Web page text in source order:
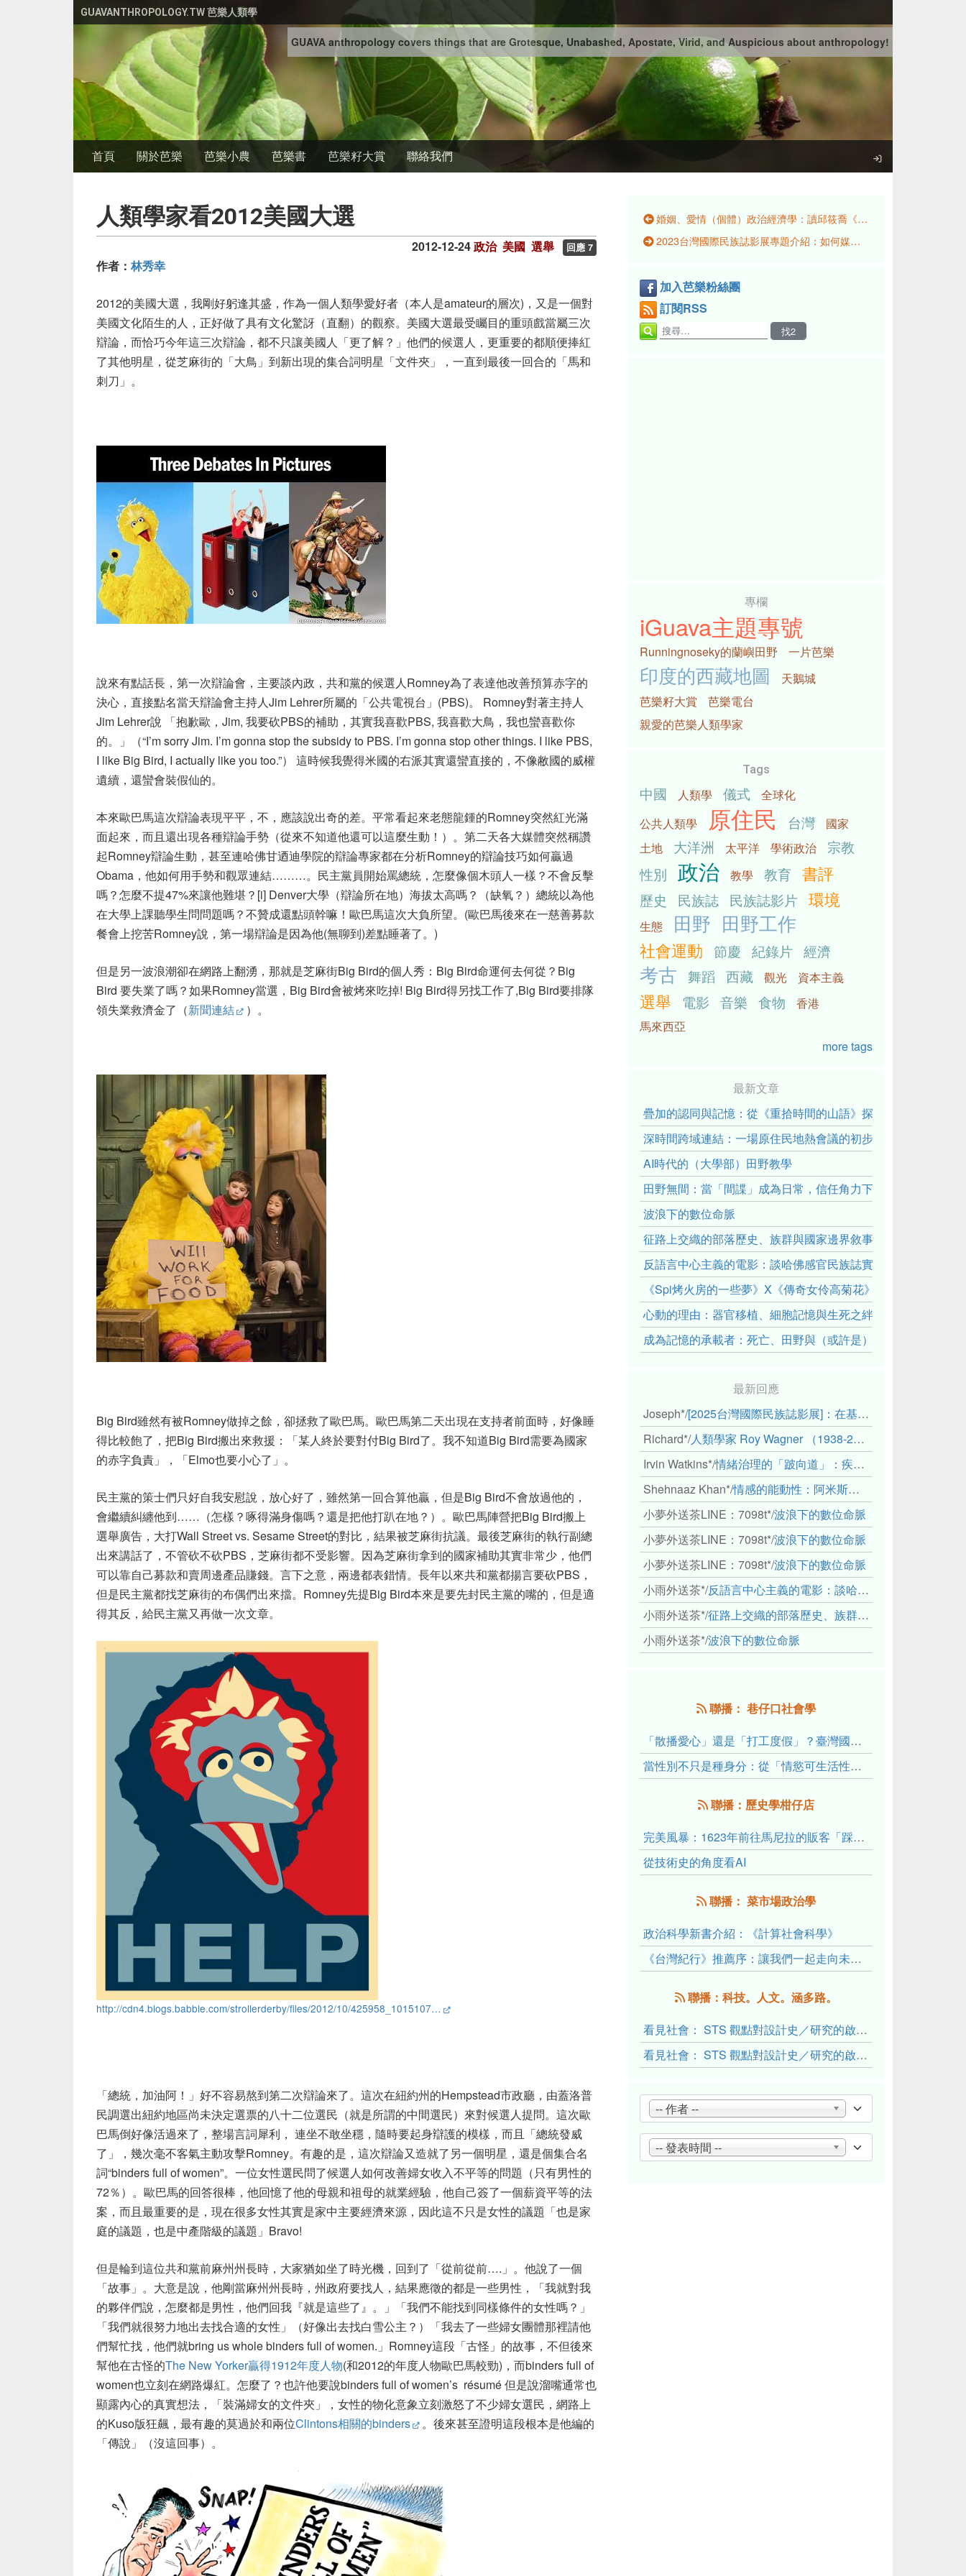
GUAVANTHROPOLOGY.TW 芭樂人類學
GUAVA anthropology covers things that are Grotesque, Unabashed, Apostate, Virid, and Auspicious about anthropology!
首頁 關於芭樂 芭樂小農 芭樂書 芭樂籽大賞 聯絡我們
人類學家看2012美國大選
2012-12-24政治 美國 選舉 回應 7
作者： 林秀幸
2012的美國大選，我剛好躬逢其盛，作為一個人類學愛好者（本人是amateur的層次)，又是一個對
美國文化陌生的人，正好做了具有文化驚訝（直翻）的觀察。美國大選最受矚目的重頭戲當屬三次
辯論，而恰巧今年這三次辯論，都不只讓美國人「更了解？」他們的候選人，更重要的都順便捧紅
了其他明星，從芝麻街的「大鳥」到新出現的集合詞明星「文件夾」，一直到最後一回合的「馬和
刺刀」。
說來有點話長，第一次辯論會，主要談內政，共和黨的候選人Romney為了表達他改善預算赤字的
決心，直接點名當天辯論會主持人Jim Lehrer所屬的「公共電視台」(PBS)。 Romney對著主持人
Jim Lehrer說 「抱歉歐，Jim, 我要砍PBS的補助，其實我喜歡PBS, 我喜歡大鳥，我也蠻喜歡你
的。」（“I’m sorry Jim. I’m gonna stop the subsidy to PBS. I’m gonna stop other things. I like PBS,
I like Big Bird, I actually like you too.”） 這時候我覺得米國的右派其實還蠻直接的，不像敝國的威權
遺續，還蠻會裝假仙的。
本來歐巴馬這次辯論表現平平，不，應該說出奇的差。平常看起來老態龍鍾的Romney突然紅光滿
面起來，而且還出現各種辯論手勢（從來不知道他還可以這麼生動！）。第二天各大媒體突然稱讚
起Romney辯論生動，甚至連哈佛甘迺迪學院的辯論專家都在分析Romney的辯論技巧如何贏過
Obama，他如何用手勢和觀眾連結………。民主黨員開始罵總統，怎麼像個木頭人一樣？不會反擊
嗎？怎麼不提47%來讓他難堪？[i] Denver大學（辯論所在地）海拔太高嗎？（缺氧？）總統以為他
在大學上課聽學生問問題嗎？不贊成還點頭幹嘛！歐巴馬這次大負所望。(歐巴馬後來在一慈善募款
餐會上挖苦Romney說，第一場辯論是因為他(無聊到)差點睡著了。)
但是另一波浪潮卻在網路上翻湧，那就是芝麻街Big Bird的個人秀：Big Bird命運何去何從？Big
Bird 要失業了嗎？如果Romney當選，Big Bird會被烤來吃掉! Big Bird得另找工作了,Big Bird要排隊
領失業救濟金了（新聞連結 ）。
Big Bird雖然有被Romney做掉之餘，卻拯救了歐巴馬。歐巴馬第二天出現在支持者前面時，好像睡
得比較飽了，把Big Bird搬出來救援：「某人終於要對付Big Bird了。我不知道Big Bird需要為國家
的赤字負責」，「Elmo也要小心了」。
民主黨的策士們只好自我安慰說，放心好了，雖然第一回合算他贏，但是Big Bird不會放過他的，
會繼續糾纏他到……（怎樣？啄得滿身傷嗎？還是把他打趴在地？）。歐巴馬陣營把Big Bird搬上
選舉廣告，大打Wall Street vs. Sesame Street的對比，結果被芝麻街抗議。最後芝麻街的執行副總
出來講話了，不管砍不砍PBS，芝麻街都不受影響。因為芝麻街拿到的國家補助其實非常少，他們
可以靠自己募款和賣周邊產品賺錢。言下之意，兩邊都表錯情。長年以來共和黨都揚言要砍PBS，
但是民主黨都找芝麻街的布偶們出來擋。Romney先提Big Bird本來是要先封民主黨的嘴的，但是適
得其反，給民主黨又再做一次文章。
http://cdn4.blogs.babble.com/strollerderby/files/2012/10/425958_1015107…
「總統，加油阿！」好不容易熬到第二次辯論來了。這次在紐約州的Hempstead市政廳，由蓋洛普
民調選出紐約地區尚未決定選票的八十二位選民（就是所謂的中間選民）來對候選人提問。這次歐
巴馬倒好像活過來了，整場言詞犀利， 連坐不敢坐穩，隨時要起身辯護的模樣，而且「總統發威
了」，幾次毫不客氣主動攻擊Romney。有趣的是，這次辯論又造就了另一個明星，還是個集合名
詞“binders full of women”。一位女性選民問了候選人如何改善婦女收入不平等的問題（只有男性的
72％）。歐巴馬的回答很棒，他回憶了他的母親和祖母的就業經驗，他自己簽了一個薪資平等的法
案，而且最重要的是，現在很多女性其實是家中主要經濟來源，因此這不只是女性的議題「也是家
庭的議題，也是中產階級的議題」Bravo!
但是輪到這位共和黨前麻州州長時，大家猶如坐了時光機，回到了「從前從前….」。他說了一個
「故事」。大意是說，他剛當麻州州長時，州政府要找人，結果應徵的都是一些男性，「我就對我
的夥伴們說，怎麼都是男性，他們回我『就是這些了』。」「我們不能找到同樣條件的女性嗎？」
「我們就很努力地出去找合適的女性」（好像出去找白雪公主？）「我去了一些婦女團體那裡請他
們幫忙找，他們就bring us whole binders full of women.」Romney這段「古怪」的故事，不但後來
幫他在古怪的The New Yorker贏得1912年度人物(和2012的年度人物歐巴馬較勁)，而binders full of
women也立刻在網路爆紅。怎麼了？也許他要說binders full of women’s résumé 但是說溜嘴通常也
顯露內心的真實想法，「裝滿婦女的文件夾」，女性的物化意象立刻激怒了不少婦女選民，網路上
的Kuso版狂飆，最有趣的莫過於和兩位Clintons相關的binders
。後來甚至證明這段根本是他編的
「傳說」（沒這回事）。
婚姻、愛情（個體）政治經濟學：讀邱筱喬《Visions of Marriage: Politics and Family on Kinmen, 1920–2020》
2023台灣國際民族誌影展專題介紹：如何媒介，怎樣記憶？尋找身分與歷史軌跡的影像行動
加入芭樂粉絲團
訂閱RSS
專欄
iGuava主題專號
Runningnoseky的蘭嶼田野 一片芭樂
印度的西藏地圖
天鵝城
芭樂籽大賞
芭樂電台
親愛的芭樂人類學家
Tags
中國 人類學 儀式
全球化
公共人類學
原住民 台灣
國家
土地
大洋洲 太平洋 學術政治
宗教
性別 政治 教學 教育 書評
歷史 民族誌 民族誌影片 環境
生態 田野 田野工作
社會運動 節慶 紀錄片 經濟
考古 舞蹈 西藏 觀光 資本主義
選舉 電影 音樂 食物
香港
馬來西亞
more tags
最新文章
疊加的認同與記憶：從《重拾時間的山語》探討「我們的」立
深時間跨域連結：一場原住民地熱會議的初步觀察
AI時代的（大學部）田野教學
田野無間：當「間諜」成為日常，信任角力下的情感伏流
波浪下的數位命脈
征路上交織的部落歷史、族群與國家邊界敘事： 《路有多長》
反語言中心主義的電影：談哈佛感官民族誌實驗室
《Spi烤火房的一些夢》X《傳奇女伶高菊花》： 透過紀錄片
心動的理由：器官移植、細胞記憶與生死之絆
成為記憶的承載者：死亡、田野與（或許是）人類學的成年禮
最新回應
Joseph*/[2025台灣國際民族誌影展]：在基礎設施的邊緣，聆聽人的呼吸
Richard*/人類學家 Roy Wagner （1938-2018）
Irvin Watkins*/情緒治理的「跛向道」：疾病與文化象徵的轉變舉例
Shehnaaz Khan*/情感的能動性：阿米斯音樂節的「對話觀察」
小夢外送茶LINE：7098t*/波浪下的數位命脈
小夢外送茶LINE：7098t*/波浪下的數位命脈
小夢外送茶LINE：7098t*/波浪下的數位命脈
小雨外送茶*/反語言中心主義的電影：談哈佛感官民族誌實驗室
小雨外送茶*/征路上交織的部落歷史、族群與國家邊界敘事： 《路有多長》、《高砂的翅膀》、《檔案／李光輝》
小雨外送茶*/波浪下的數位命脈
聯播： 巷仔口社會學
「散播愛心」還是「打工度假」？臺灣國內與跨國捐卵的利他修辭、金錢動機與身體代價
當性別不只是種身分：從「情慾可生活性」理解跨性別者的身體、慾望與認同探索
聯播：歷史學柑仔店
完美風暴：1623年前往馬尼拉的販客「踩線團」怎麼會困死於澎湖?
從技術史的角度看AI
聯播： 菜市場政治學
政治科學新書介紹：《計算社會科學》
《台灣紀行》推薦序：讓我們一起走向未來文明的備忘錄
聯播：科技。人文。涵多路。
看見社會： STS 觀點對設計史／研究的啟發與反思（下）
看見社會： STS 觀點對設計史／研究的啟發與反思（上）
-- 作者 --
-- 發表時間 --